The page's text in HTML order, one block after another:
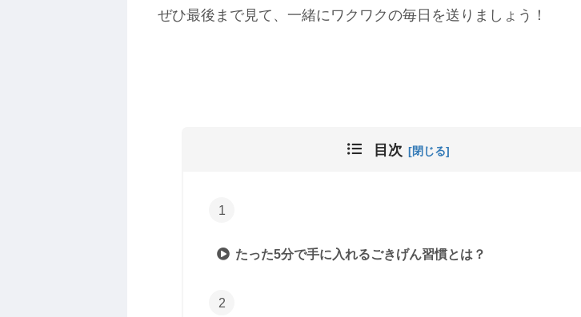
ぜひ最後まで見て、一緒にワクワクの毎日を送りましょう！
目次
たった5分で手に入れるごきげん習慣とは？